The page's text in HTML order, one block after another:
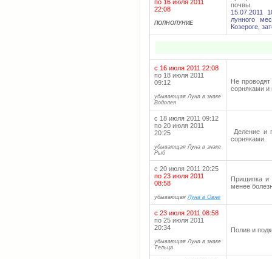
по 16 июля 2011
22:08
ПОЛНОЛУНИЕ
почвы.
15.07.2011
лунного
Козероге,
с 16 июля 2011 22:08
по 18 июля 2011
09:12
убывающая Луна в знаке
Водолея
Не
сорняками и
с 18 июля 2011 09:12
по 20 июля 2011
20:25
убывающая Луна в знаке
Рыб
Деление и
сорняками.
с 20 июля 2011 20:25
по 23 июля 2011
08:58
убывающаяЛуна в Овне
Прищипка и
менее
с 23 июля 2011 08:58
по 25 июля 2011
20:34
убывающая Луна в знаке
Тельца
Полив и